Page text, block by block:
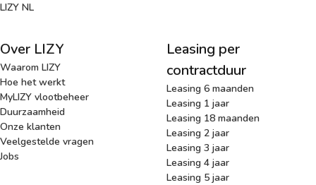
LIZY NL
Over LIZY
Waarom LIZY
Hoe het werkt
MyLIZY vlootbeheer
Duurzaamheid
Onze klanten
Veelgestelde vragen
Jobs
Leasing per
contractduur
Leasing 6 maanden
Leasing 1 jaar
Leasing 18 maanden
Leasing 2 jaar
Leasing 3 jaar
Leasing 4 jaar
Leasing 5 jaar